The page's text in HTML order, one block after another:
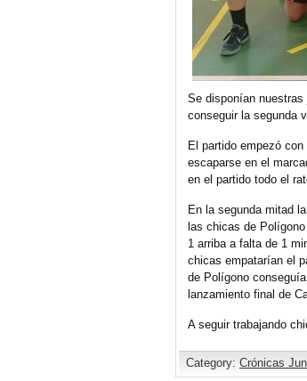
Se disponían
conseguir la segunda
El partido empezó
escaparse en el
en el partido todo el
En la segunda mitad
las chicas de
1 arriba a falta de 1
chicas empatarían el
de Polígono
lanzamiento final de
A seguir trabajando
Category: Crónicas